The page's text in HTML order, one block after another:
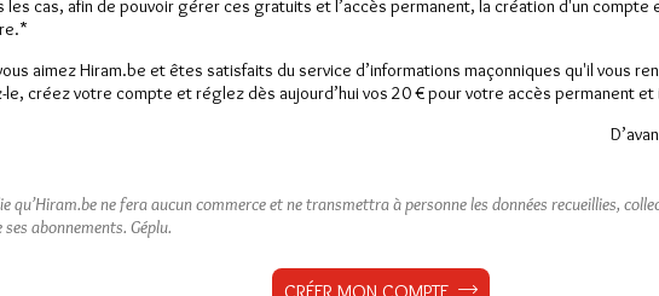
les cas, afin de pouvoir gérer ces gratuits et l’accès permanent, la création d'un compte
aimez Hiram.be et êtes satisfaits du service d’informations maçonniques qu'il vous
le, créez votre compte et réglez dès aujourd’hui vos 20 € pour votre accès permanent et
qu’Hiram.be ne fera aucun commerce et ne transmettra à personne les données recueillies,
ses abonnements. Géplu.